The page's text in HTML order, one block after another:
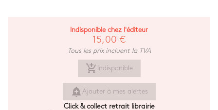
Indisponible chez l'éditeur
15,00 €
Tous les prix incluent la TVA
add_shopping_cart Indisponible
add_alert Ajouter à mes alertes
Click & collect retrait librairie